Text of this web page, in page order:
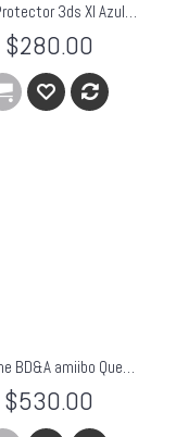
Case Protector 3ds Xl Azul Hori
$280.00
Estuche BD&A amiibo Question Block
$530.00